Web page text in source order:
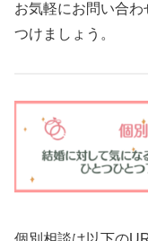
お気軽にお問い合
つけましょう。